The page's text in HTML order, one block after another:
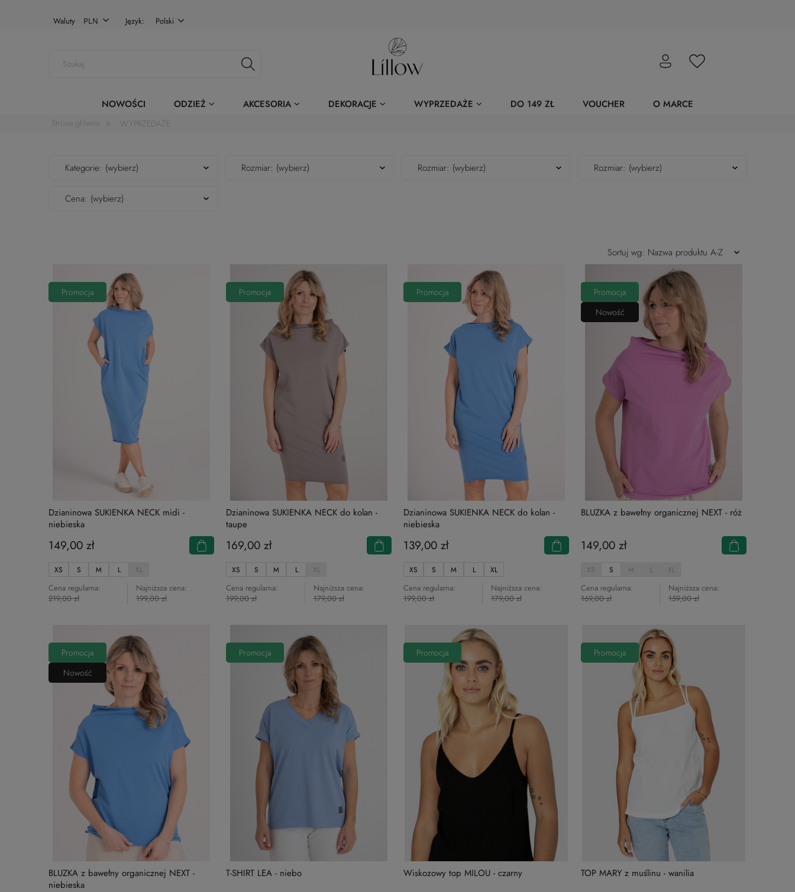
Waluty Język: Polski
NOWOŚCI ODZIEŻ AKCESORIA DEKORACJE WYPRZEDAŻE DO 149 ZŁ VOUCHER O MARCE
Strona główna » WYPRZEDAŻE
Kategorie: (wybierz) Rozmiar: (wybierz) Rozmiar: (wybierz) Rozmiar: (wybierz)
Cena: (wybierz)
Sortuj wg: Nazwa produktu A-Z
Dzianinowa SUKIENKA NECK midi -
niebieska
149,00 zł
Cena regularna:
219,00 zł
Najniższa cena:
199,00 zł
XS S M L XL
Promocja
Dzianinowa SUKIENKA NECK do kolan -
taupe
169,00 zł
Cena regularna:
199,00 zł
Najniższa cena:
179,00 zł
XS S M L XL
Promocja
Dzianinowa SUKIENKA NECK do kolan -
niebieska
139,00 zł
Cena regularna:
199,00 zł
Najniższa cena:
179,00 zł
XS S M L XL
Promocja
BLUZKA z bawełny organicznej NEXT - róż
149,00 zł
Cena regularna:
169,00 zł
Najniższa cena:
159,00 zł
XS S M L XL
Promocja
Nowość
BLUZKA z bawełny organicznej NEXT -
niebieska
Promocja
Nowość
T-SHIRT LEA - niebo
Promocja
Wiskozowy top MILOU - czarny
Promocja
TOP MARY z muślinu - wanilia
Promocja